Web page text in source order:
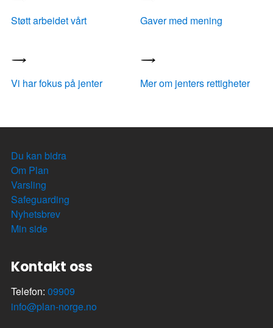
Støtt arbeidet vårt Gaver med mening
Vi har fokus på jenter Mer om jenters rettigheter
Du kan bidra
Om Plan
Varsling
Safeguarding
Nyhetsbrev
Min side
Kontakt oss
Telefon: 09909
info@plan-norge.no